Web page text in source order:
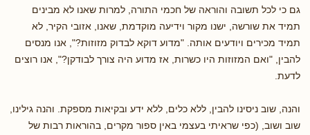
גם כי לכל תשובה והוראה של חכמי התורה, למרות שאנו לא מבינים
תמיד את שורשה, ישנו מקור וידיעה מוקדמת, שאנו, אזובי הקיר, לא
תמיד מכירים ויודעים אותה. "מדוע דוקא לבדוק מזוזות?", אנו מנסים
להבין, "ואם המזוזות היו כשרות, אז מדוע היה צורך לבודקן?", אנו רוצים
לדעת.
והנה, שוב ניסינו להבין, ללא כלים, ללא ידע ובקיאות מספקת. והנה גילינו,
שוב ושוב, (כפי שראיתי בעצמי באין ספור מקרים, בהוראות רבות של